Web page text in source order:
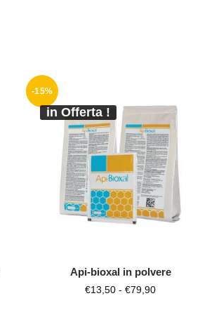
-15%
in Offerta !
Api-bioxal in polvere
€13,50 - €79,90